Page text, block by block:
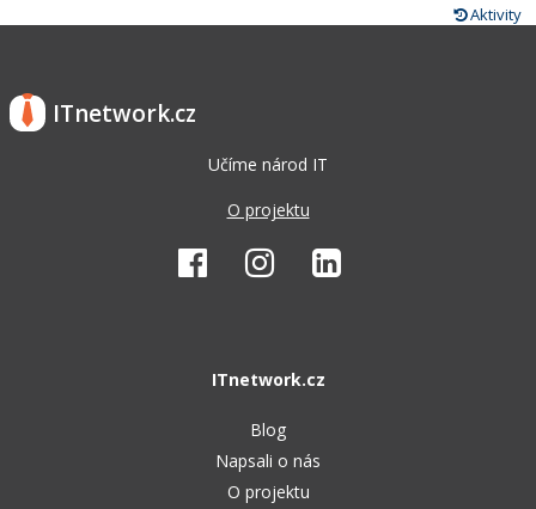
Aktivity
ITnetwork.cz
Učíme národ IT
O projektu
ITnetwork.cz
Blog
Napsali o nás
O projektu